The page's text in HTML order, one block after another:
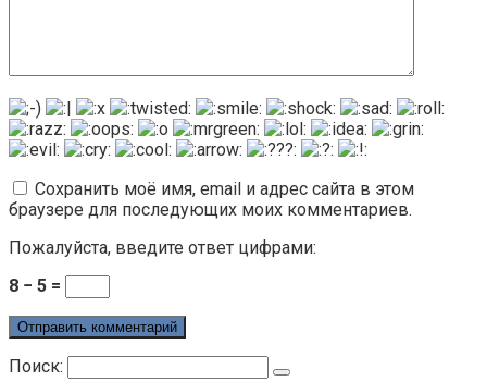
Сохранить моё имя, email и адрес сайта в этом
браузере для последующих моих комментариев.
Пожалуйста, введите ответ цифрами:
8 − 5 =
Поиск: